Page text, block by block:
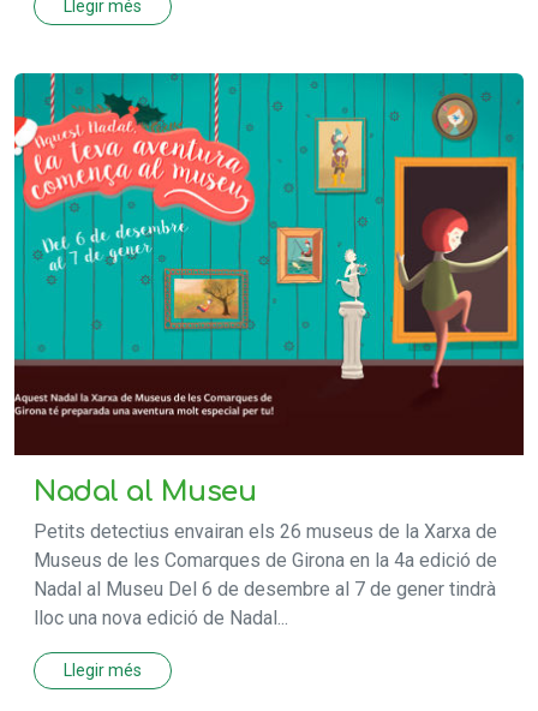
Llegir més
Nadal al Museu
Petits detectius envairan els 26 museus de la Xarxa de
Museus de les Comarques de Girona en la 4a edició de
Nadal al Museu Del 6 de desembre al 7 de gener tindrà
lloc una nova edició de Nadal...
Llegir més